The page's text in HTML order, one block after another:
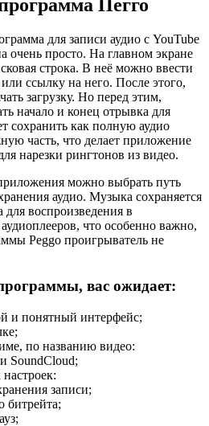
Пегго
для записи аудио с YouTube
очень просто. На главном экране
строка. В неё можно ввести
ссылку на него. После этого,
загрузку. Но перед этим,
начало и конец отрывка для
сохранить как полную аудио
часть, что делает приложение
нарезки рингтонов из видео.
можно выбрать путь
аудио. Музыка сохраняется
воспроизведения в
что особенно важно,
Peggo проигрыватель не
вас ожидает:
и понятный интерфейс;
по названию видео:
SoundCloud;
записи;
битрейта;